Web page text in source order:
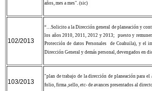
años, mes a mes". (sic)
102/2013
“…Solicito a la Dirección general de planeación y
los años 2010, 2011, 2012 y 2013;
puesto y
Protección de datos Personales
de Coahuila), y el
Dirección General y demás personal, devengados en
103/2013
"plan de trabajo de la dirección de planeación para
folio, firma ,sello, etc- de avances presentados al